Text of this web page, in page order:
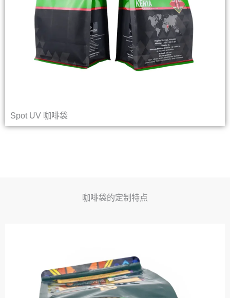
Spot UV 咖啡袋
咖啡袋的定制特点